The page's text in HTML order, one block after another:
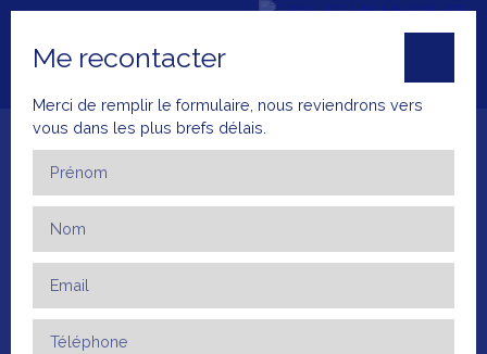
Accueil Ventes Locations Mettre en
+33 4 66 23
ESTIMATI
Me recontacter
Merci de remplir le formulaire, nous reviendrons vers
vous dans les plus brefs délais.
Prénom
Nom
Email
Téléphone